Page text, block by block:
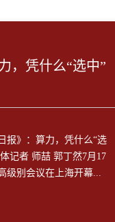
，凭什么“选中”
报》：算力，凭什么“选
记者 师喆 郭丁然7月17
级别会议在上海开幕...